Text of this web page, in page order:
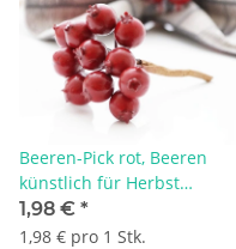
Beeren-Pick rot, Beeren
künstlich für Herbst
Weihnachten VE 1 St mit 11-
12 Beeren
1,98 € *
1,98 € pro 1 Stk.